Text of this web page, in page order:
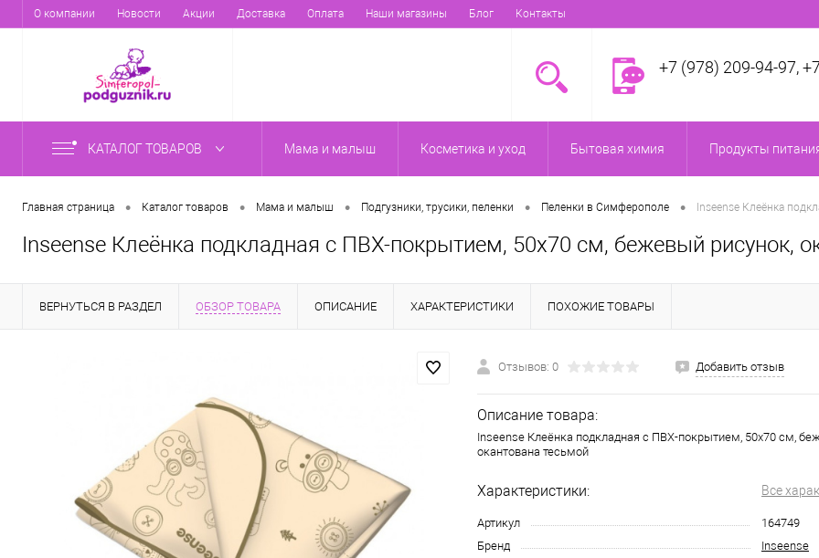
О компании Новости Акции Доставка Оплата Наши магазины Блог Контакты
+7 (978) 209-94-97,
КАТАЛОГ ТОВАРОВ Мама и малыш Косметика и уход Бытовая химия Продукты
Главная страница • Каталог товаров • Мама и малыш • Подгузники, трусики, пеленки • Пеленки в Симферополе • Inseense Клеёнка
Inseense Клеёнка подкладная с ПВХ-покрытием, 50x70 см, бежевый рисунок,
ВЕРНУТЬСЯ В РАЗДЕЛ ОБЗОР ТОВАРА ОПИСАНИЕ ХАРАКТЕРИСТИКИ ПОХОЖИЕ ТОВАРЫ
Отзывов: 0 Добавить отзыв
Описание товара:
Inseense Клеёнка подкладная с ПВХ-покрытием, 50x70 см,
окантована тесьмой
Характеристики: Все
Артикул
164749
Бренд
Inseense